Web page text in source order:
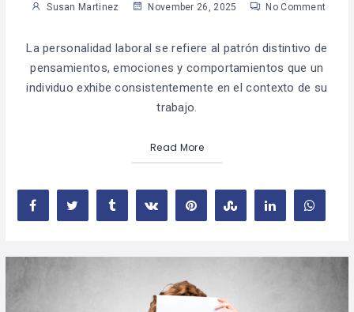
Susan Martinez November 26, 2025 No Comment
La personalidad laboral se refiere al patrón distintivo de
pensamientos, emociones y comportamientos que un
individuo exhibe consistentemente en el contexto de su
trabajo.
Read More